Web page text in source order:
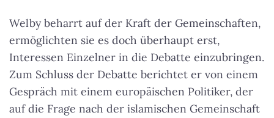
Welby beharrt auf der Kraft der Gemeinschaften,
ermöglichten sie es doch überhaupt erst,
Interessen Einzelner in die Debatte einzubringen.
Zum Schluss der Debatte berichtet er von einem
Gespräch mit einem europäischen Politiker, der
auf die Frage nach der islamischen Gemeinschaft